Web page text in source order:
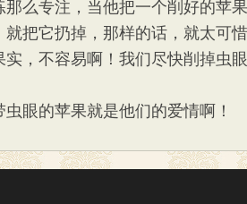
么专注，当他把一个削好的苹
把它扔掉，那样的话，就太可
，不容易啊！我们尽快削掉虫眼
眼的苹果就是他们的爱情啊！